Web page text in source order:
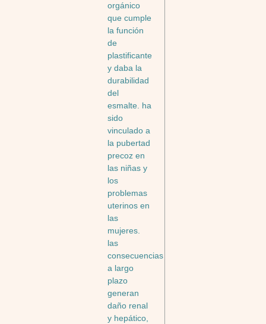
orgánico
que cumple
la función
de
plastificante
y daba la
durabilidad
del
esmalte. ha
sido
vinculado a
la pubertad
precoz en
las niñas y
los
problemas
uterinos en
las
mujeres.
las
consecuencias
a largo
plazo
generan
daño renal
y hepático,